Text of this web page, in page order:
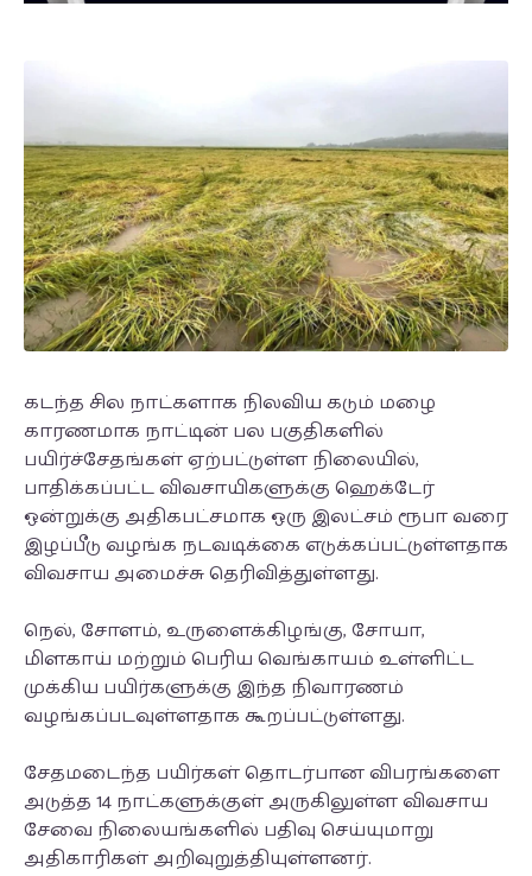
கடந்த சில நாட்களாக நிலவிய கடும் மழை
காரணமாக நாட்டின் பல பகுதிகளில்
பயிர்ச்சேதங்கள் ஏற்பட்டுள்ள நிலையில்,
பாதிக்கப்பட்ட விவசாயிகளுக்கு ஹெக்டேர்
ஒன்றுக்கு அதிகபட்சமாக ஒரு இலட்சம் ரூபா வரை
இழப்பீடு வழங்க நடவடிக்கை எடுக்கப்பட்டுள்ளதாக
விவசாய அமைச்சு தெரிவித்துள்ளது.
நெல், சோளம், உருளைக்கிழங்கு, சோயா,
மிளகாய் மற்றும் பெரிய வெங்காயம் உள்ளிட்ட
முக்கிய பயிர்களுக்கு இந்த நிவாரணம்
வழங்கப்படவுள்ளதாக கூறப்பட்டுள்ளது.
சேதமடைந்த பயிர்கள் தொடர்பான விபரங்களை
அடுத்த 14 நாட்களுக்குள் அருகிலுள்ள விவசாய
சேவை நிலையங்களில் பதிவு செய்யுமாறு
அதிகாரிகள் அறிவுறுத்தியுள்ளனர்.